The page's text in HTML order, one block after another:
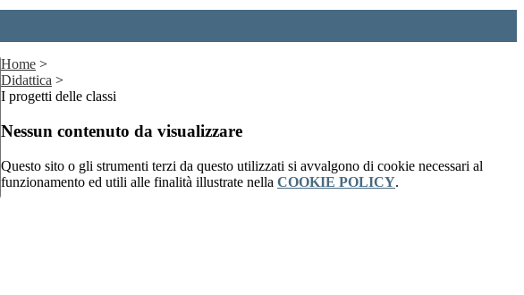
Home >
Didattica >
I progetti delle classi
Nessun contenuto da visualizzare
Questo sito o gli strumenti terzi da questo utilizzati si avvalgono di cookie necessari al
funzionamento ed utili alle finalità illustrate nella COOKIE POLICY.